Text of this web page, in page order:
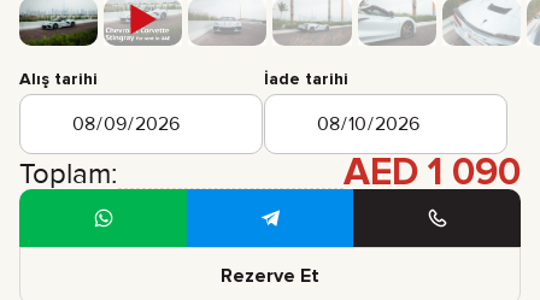
Alış tarihi İade tarihi
Toplam: AED 1 090
Rezerve Et